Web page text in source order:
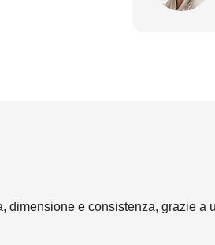
dimensione e consistenza, grazie a